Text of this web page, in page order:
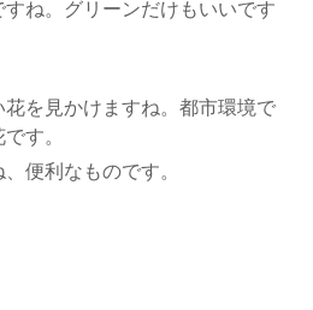
ね。グリーンだけもいいです
を見かけますね。都市環境で
す。
便利なものです。